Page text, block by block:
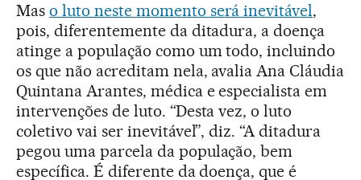
Mas o luto neste momento será inevitável,
pois, diferentemente da ditadura, a doença
atinge a população como um todo, incluindo
os que não acreditam nela, avalia Ana Cláudia
Quintana Arantes, médica e especialista em
intervenções de luto. “Desta vez, o luto
coletivo vai ser inevitável”, diz. “A ditadura
pegou uma parcela da população, bem
específica. É diferente da doença, que é